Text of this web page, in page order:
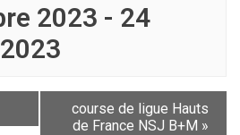
2023 - 24
course de ligue Hauts
de France NSJ B+M »